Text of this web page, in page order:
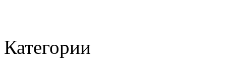
Категории